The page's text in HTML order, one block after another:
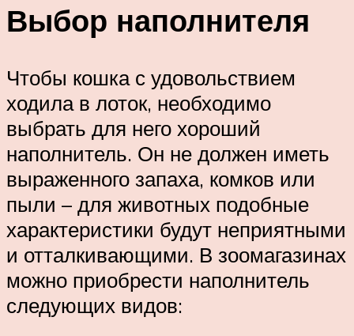
Выбор наполнителя
Чтобы кошка с удовольствием
ходила в лоток, необходимо
выбрать для него хороший
наполнитель. Он не должен иметь
выраженного запаха, комков или
пыли – для животных подобные
характеристики будут неприятными
и отталкивающими. В зоомагазинах
можно приобрести наполнитель
следующих видов: